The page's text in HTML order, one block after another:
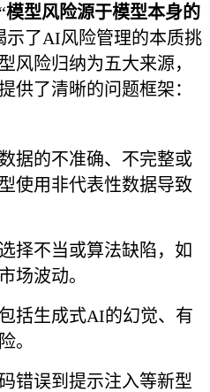
模型风险源于模型本身的
示了AI风险管理的本质挑
风险归纳为五大来源，
供了清晰的问题框架：
据的不准确、不完整或
使用非代表性数据导致
择不当或算法缺陷，如
场波动。
包括生成式AI的幻觉、有
。
错误到提示注入等新型